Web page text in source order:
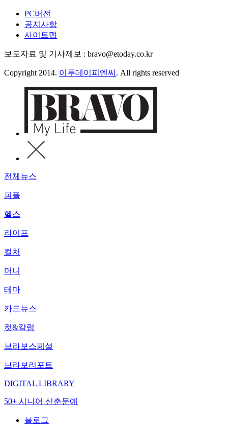
PC버전
공지사항
사이트맵
보도자료 및 기사제보 : bravo@etoday.co.kr
Copyright 2014. 이투데이피엔씨 . All rights reserved
전체뉴스
피플
헬스
라이프
컬처
머니
테마
카드뉴스
컷&칼럼
브라보스페셜
브라보리포트
DIGITAL LIBRARY
50+ 시니어 신춘문예
블로그